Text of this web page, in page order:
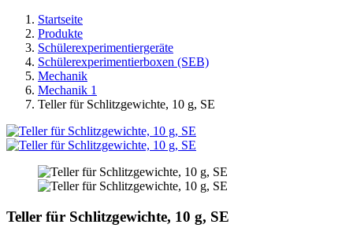
Startseite
Produkte
Schülerexperimentiergeräte
Schülerexperimentierboxen (SEB)
Mechanik
Mechanik 1
Teller für Schlitzgewichte, 10 g, SE
Teller für Schlitzgewichte, 10 g, SE